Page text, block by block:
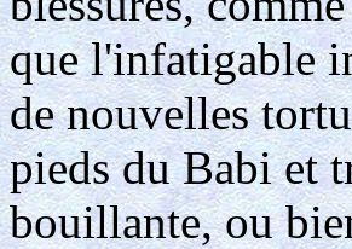
que l'infatigable
de nouvelles
pieds du Babi et
bouillante, ou